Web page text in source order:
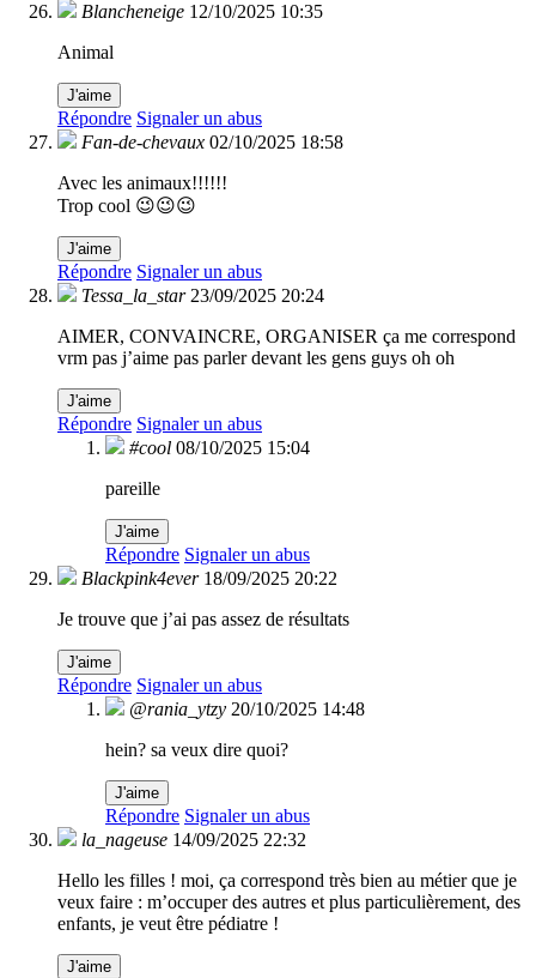
Blancheneige 12/10/2025 10:35
Animal
J'aime
Répondre Signaler un abus
Fan-de-chevaux 02/10/2025 18:58
Avec les animaux!!!!!!
Trop cool 😉😉😉
J'aime
Répondre Signaler un abus
Tessa_la_star 23/09/2025 20:24
AIMER, CONVAINCRE, ORGANISER ça me correspond
vrm pas j’aime pas parler devant les gens guys oh oh
J'aime
Répondre Signaler un abus
#cool 08/10/2025 15:04
pareille
J'aime
Répondre Signaler un abus
Blackpink4ever 18/09/2025 20:22
Je trouve que j’ai pas assez de résultats
J'aime
Répondre Signaler un abus
@rania_ytzy 20/10/2025 14:48
hein? sa veux dire quoi?
J'aime
Répondre Signaler un abus
la_nageuse 14/09/2025 22:32
Hello les filles ! moi, ça correspond très bien au métier que je
veux faire : m’occuper des autres et plus particulièrement, des
enfants, je veut être pédiatre !
J'aime